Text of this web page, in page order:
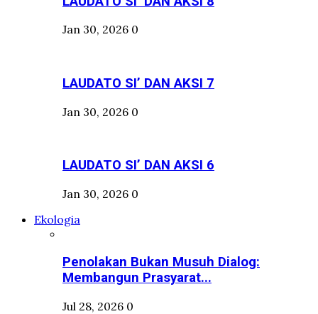
Jan 30, 2026 0
LAUDATO SI’ DAN AKSI 7
Jan 30, 2026 0
LAUDATO SI’ DAN AKSI 6
Jan 30, 2026 0
Ekologia
Penolakan Bukan Musuh Dialog:
Membangun Prasyarat...
Jul 28, 2026 0